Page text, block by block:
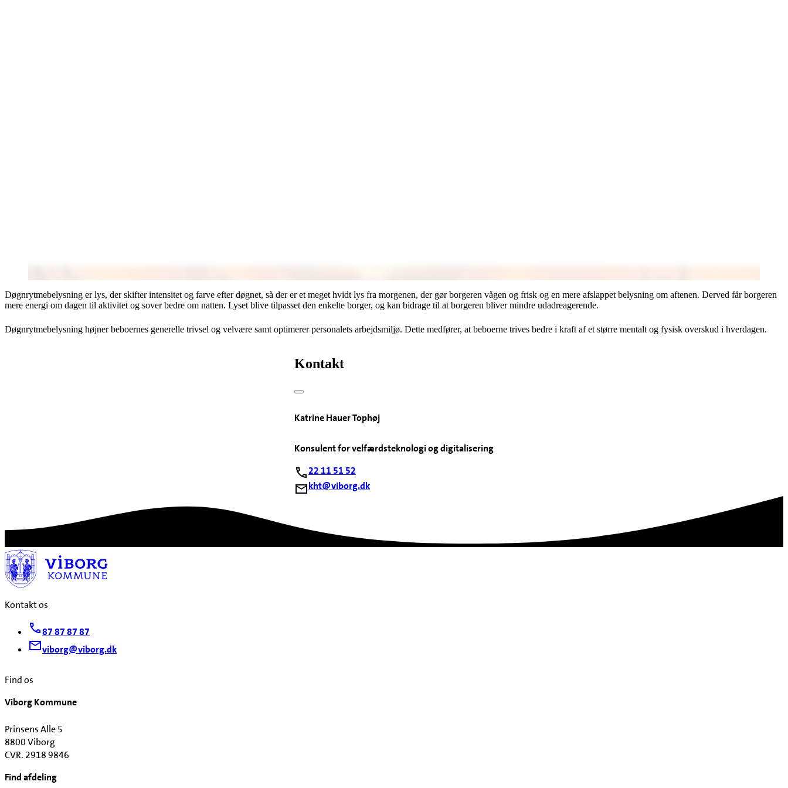
Døgnrytmebelysning er lys, der skifter intensitet og farve efter døgnet, så der er et meget hvidt lys fra morgenen, der gør borgeren vågen og frisk og en mere afslappet belysning om aftenen. Derved får borgeren
mere energi om dagen til aktivitet og sover bedre om natten. Lyset blive tilpasset den enkelte borger, og kan bidrage til at borgeren bliver mindre udadreagerende.
Døgnrytmebelysning højner beboernes generelle trivsel og velvære samt optimerer personalets arbejdsmiljø. Dette medfører, at beboerne trives bedre i kraft af et større mentalt og fysisk overskud i hverdagen.
Kontakt
Katrine Hauer Tophøj
Konsulent for velfærdsteknologi og digitalisering
22 11 51 52
kht@viborg.dk
Kontakt os
87 87 87 87
viborg@viborg.dk
Find os
Viborg Kommune
Prinsens Alle 5
8800 Viborg
CVR. 2918 9846
Find afdeling